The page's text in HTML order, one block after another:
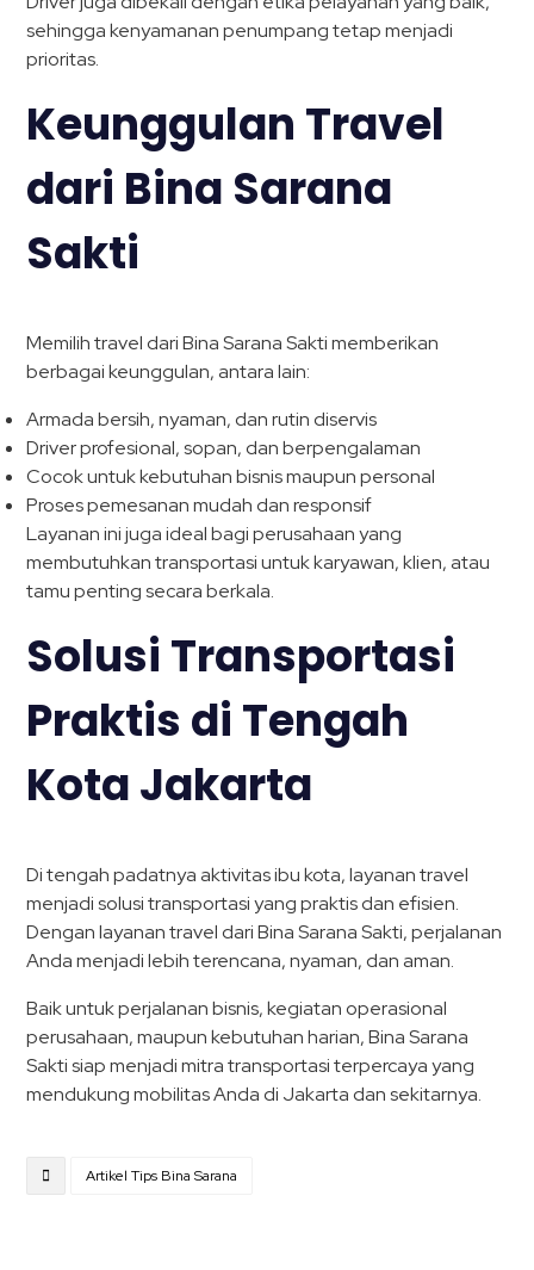
sehingga kenyamanan penumpang tetap menjadi
prioritas.
Keunggulan Travel
dari Bina Sarana
Sakti
Memilih travel dari Bina Sarana Sakti memberikan
berbagai keunggulan, antara lain:
Armada bersih, nyaman, dan rutin diservis
Driver profesional, sopan, dan berpengalaman
Cocok untuk kebutuhan bisnis maupun personal
Proses pemesanan mudah dan responsif
Layanan ini juga ideal bagi perusahaan yang
membutuhkan transportasi untuk karyawan, klien, atau
tamu penting secara berkala.
Solusi Transportasi
Praktis di Tengah
Kota Jakarta
Di tengah padatnya aktivitas ibu kota, layanan travel
menjadi solusi transportasi yang praktis dan efisien.
Dengan layanan travel dari Bina Sarana Sakti, perjalanan
Anda menjadi lebih terencana, nyaman, dan aman.
Baik untuk perjalanan bisnis, kegiatan operasional
perusahaan, maupun kebutuhan harian, Bina Sarana
Sakti siap menjadi mitra transportasi terpercaya yang
mendukung mobilitas Anda di Jakarta dan sekitarnya.
Artikel Tips Bina Sarana